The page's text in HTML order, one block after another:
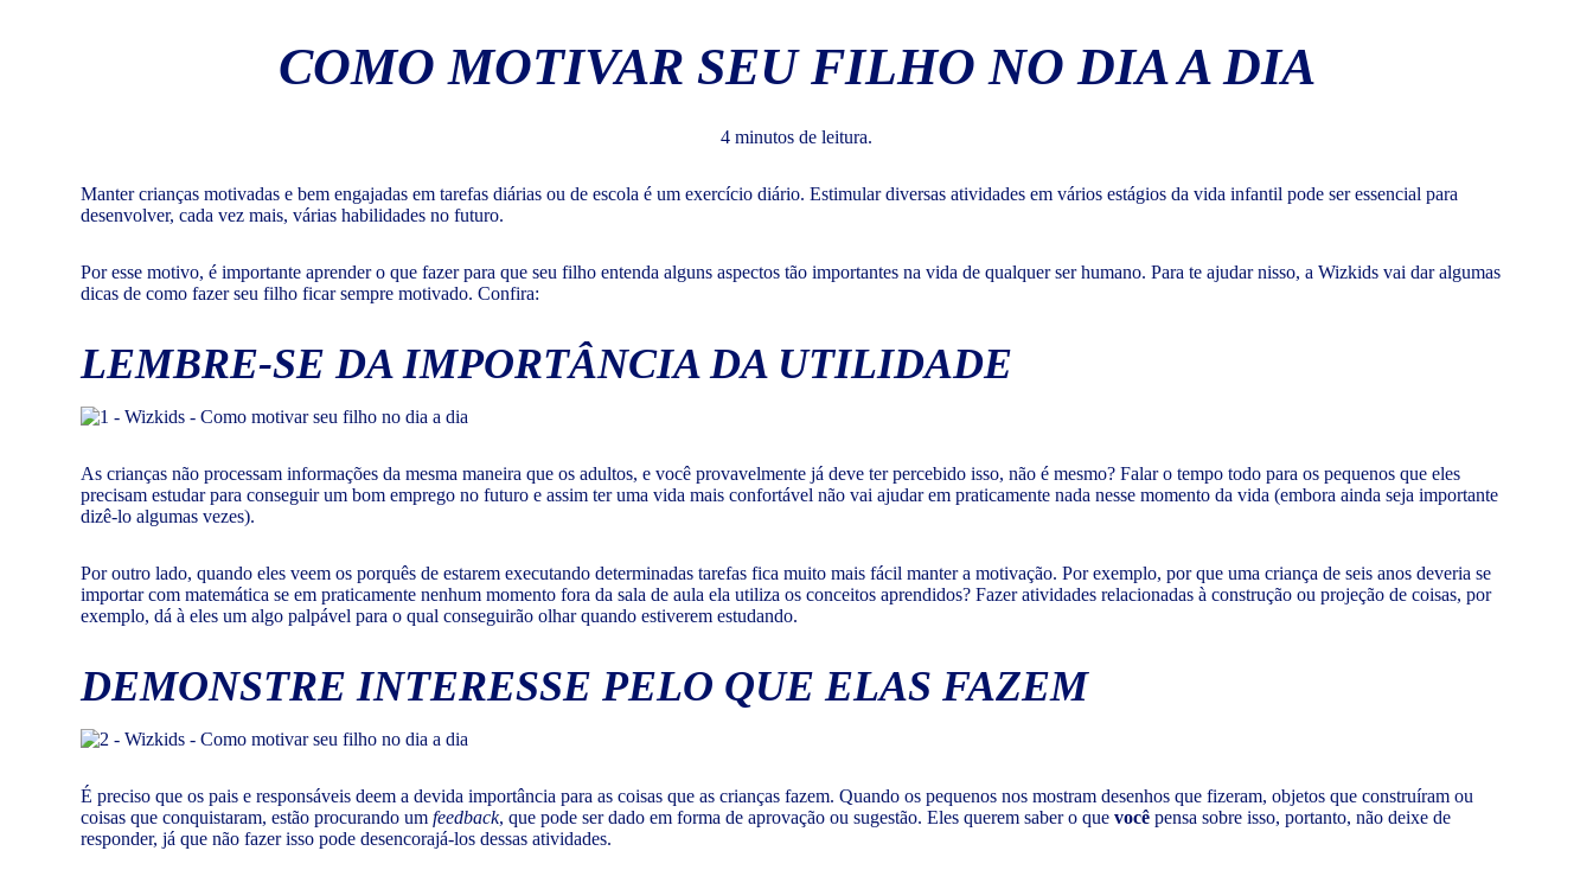
COMO MOTIVAR SEU FILHO NO DIA A DIA
4 minutos de leitura.
Manter crianças motivadas e bem engajadas em tarefas diárias ou de escola é um exercício diário. Estimular diversas atividades em vários estágios da vida infantil pode ser essencial para
desenvolver, cada vez mais, várias habilidades no futuro.
Por esse motivo, é importante aprender o que fazer para que seu filho entenda alguns aspectos tão importantes na vida de qualquer ser humano. Para te ajudar nisso, a Wizkids vai dar algumas
dicas de como fazer seu filho ficar sempre motivado. Confira:
LEMBRE-SE DA IMPORTÂNCIA DA UTILIDADE
As crianças não processam informações da mesma maneira que os adultos, e você provavelmente já deve ter percebido isso, não é mesmo? Falar o tempo todo para os pequenos que eles
precisam estudar para conseguir um bom emprego no futuro e assim ter uma vida mais confortável não vai ajudar em praticamente nada nesse momento da vida (embora ainda seja importante
dizê-lo algumas vezes).
Por outro lado, quando eles veem os porquês de estarem executando determinadas tarefas fica muito mais fácil manter a motivação. Por exemplo, por que uma criança de seis anos deveria se
importar com matemática se em praticamente nenhum momento fora da sala de aula ela utiliza os conceitos aprendidos? Fazer atividades relacionadas à construção ou projeção de coisas, por
exemplo, dá à eles um algo palpável para o qual conseguirão olhar quando estiverem estudando.
DEMONSTRE INTERESSE PELO QUE ELAS FAZEM
É preciso que os pais e responsáveis deem a devida importância para as coisas que as crianças fazem. Quando os pequenos nos mostram desenhos que fizeram, objetos que construíram ou
coisas que conquistaram, estão procurando um feedback, que pode ser dado em forma de aprovação ou sugestão. Eles querem saber o que você pensa sobre isso, portanto, não deixe de
responder, já que não fazer isso pode desencorajá-los dessas atividades.